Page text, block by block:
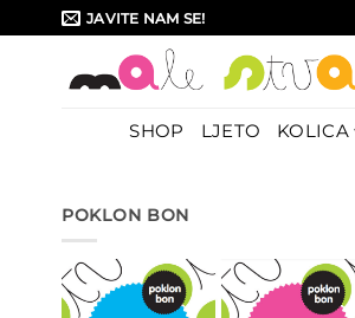
to
JAVITE NAM SE!
SHOP LJETO KOLICA
POKLON BON